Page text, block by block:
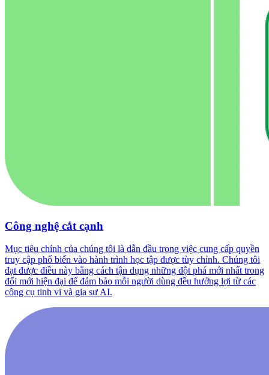
Công nghệ cắt cạnh
Mục tiêu chính của chúng tôi là dẫn đầu trong việc cung cấp quyền
truy cập phổ biến vào hành trình học tập được tùy chỉnh. Chúng tôi
đạt được điều này bằng cách tận dụng những đột phá mới nhất trong
đổi mới hiện đại để đảm bảo mỗi người dùng đều hưởng lợi từ các
công cụ tinh vi và gia sư AI.